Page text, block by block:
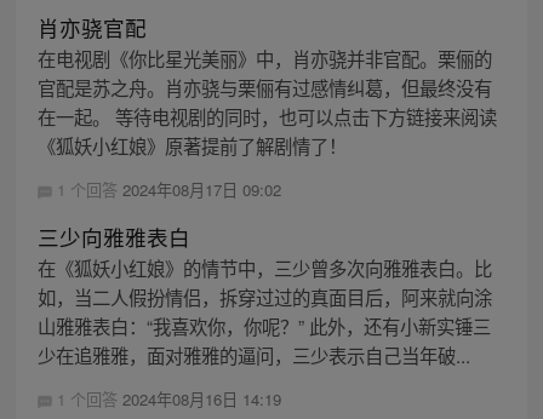
肖亦骁官配
在电视剧《你比星光美丽》中，肖亦骁并非官配。栗俪的
官配是苏之舟。肖亦骁与栗俪有过感情纠葛，但最终没有
在一起。 等待电视剧的同时，也可以点击下方链接来阅读
《狐妖小红娘》原著提前了解剧情了！
1 个回答 2024年08月17日 09:02
三少向雅雅表白
在《狐妖小红娘》的情节中，三少曾多次向雅雅表白。比
如，当二人假扮情侣，拆穿过过的真面目后，阿来就向涂
山雅雅表白：“我喜欢你，你呢？” 此外，还有小新实锤三
少在追雅雅，面对雅雅的逼问，三少表示自己当年破...
1 个回答 2024年08月16日 14:19